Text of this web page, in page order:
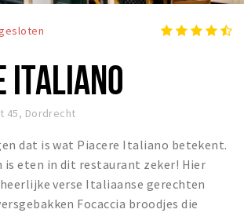
& podia
ITALIANO
45, Dordrecht
dat is wat Piacere Italiano betekent.
is eten in dit restaurant zeker! Hier
verse Italiaanse gerechten
Focaccia broodjes die